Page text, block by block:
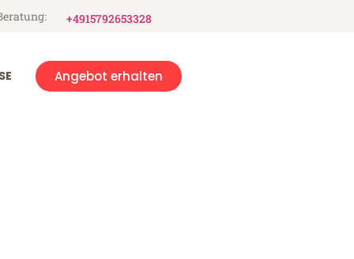
+4915792653328
Angebot erhalten